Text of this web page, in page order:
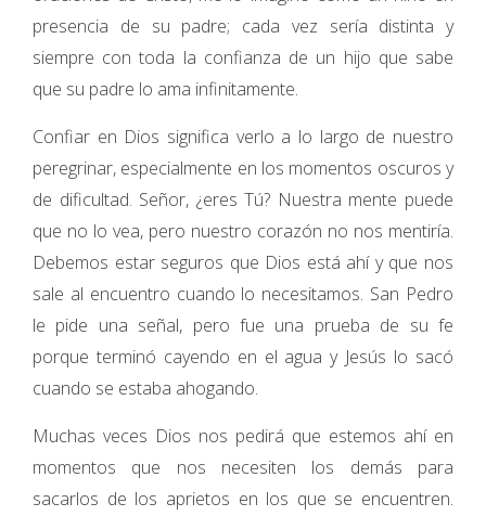
presencia de su padre; cada vez sería distinta y
siempre con toda la confianza de un hijo que sabe
que su padre lo ama infinitamente.
Confiar en Dios significa verlo a lo largo de nuestro
peregrinar, especialmente en los momentos oscuros y
de dificultad. Señor, ¿eres Tú? Nuestra mente puede
que no lo vea, pero nuestro corazón no nos mentiría.
Debemos estar seguros que Dios está ahí y que nos
sale al encuentro cuando lo necesitamos. San Pedro
le pide una señal, pero fue una prueba de su fe
porque terminó cayendo en el agua y Jesús lo sacó
cuando se estaba ahogando.
Muchas veces Dios nos pedirá que estemos ahí en
momentos que nos necesiten los demás para
sacarlos de los aprietos en los que se encuentren.